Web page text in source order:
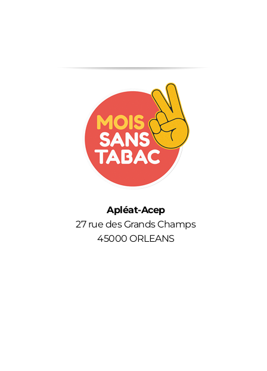
Apléat-Acep
27 rue des Grands Champs
45000 ORLEANS